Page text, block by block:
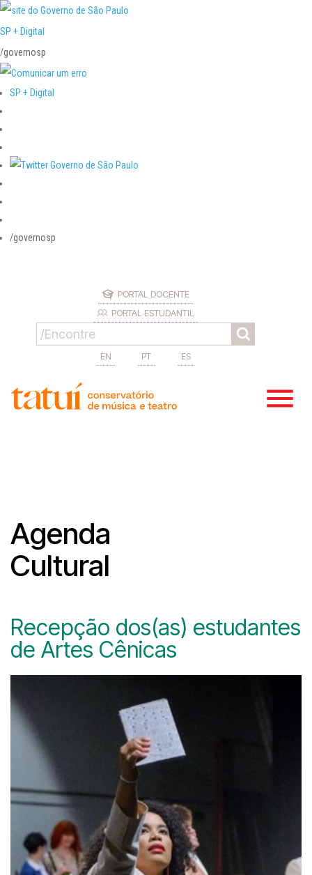
SP + Digital
/governosp
SP + Digital
/governosp
PORTAL DOCENTE
PORTAL ESTUDANTIL
EN PT ES
Agenda
Cultural
Recepção dos(as) estudantes
de Artes Cênicas